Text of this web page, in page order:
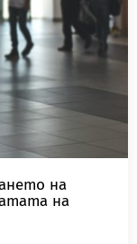
на
на